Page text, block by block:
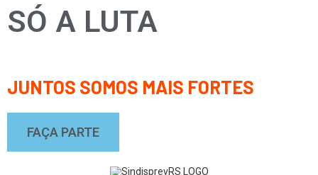
SÓ A LUTA
JUNTOS SOMOS MAIS FORTES
FAÇA PARTE